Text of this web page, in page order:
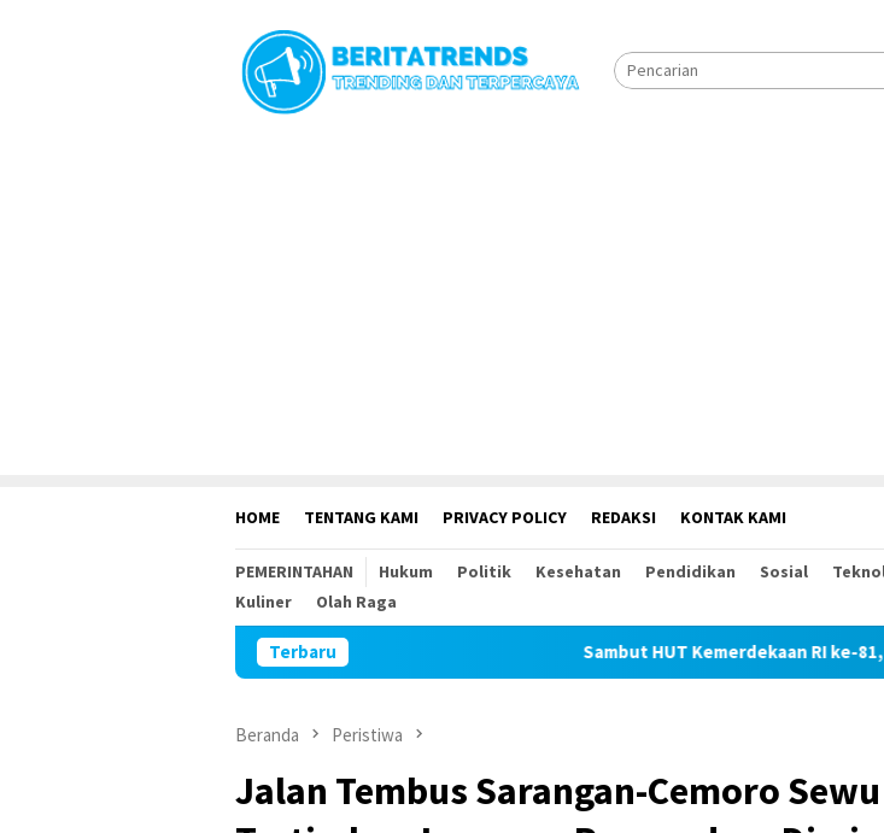
HOME TENTANG KAMI PRIVACY POLICY REDAKSI KONTAK KAMI
PEMERINTAHAN Hukum Politik Kesehatan Pendidikan Sosial
Kuliner
Olah Raga
Terbaru Sambut HUT Kemerdekaan RI ke-81, Polres
Beranda Peristiwa
Jalan Tembus Sarangan-Cemoro Sewu